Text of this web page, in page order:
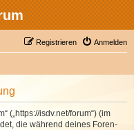
Anmelden
Registrieren
(„https://isdv.net/forum“) (im
die während deines Foren-